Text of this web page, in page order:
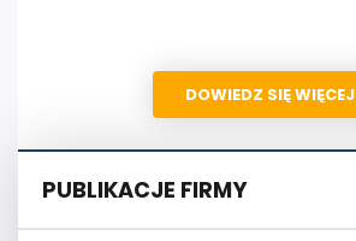
DOWIEDZ SIĘ WIĘCEJ
PUBLIKACJE FIRMY